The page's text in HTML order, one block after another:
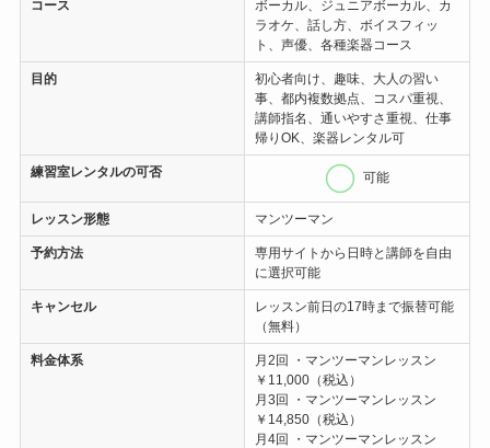
コース
ボーカル、ジュニアボーカル、カ
ラオケ、話し方、ボイスフィッ
ト、声優、各種楽器コース
目的
初心者向け、趣味、大人の習い
事、都内複数拠点、コスパ重視、
講師指名、通いやすさ重視、仕事
帰りOK、楽器レンタル可
練習室レンタルの可否 可能
レッスン形態 マンツーマン
予約方法
専用サイトから日時と講師を自由
に選択可能
キャンセル
レッスン前日の17時まで振替可能
（無料）
料金体系
月2回 ・マンツーマンレッスン
￥11,000（税込）
月3回 ・マンツーマンレッスン
￥14,850（税込）
月4回 ・マンツーマンレッスン